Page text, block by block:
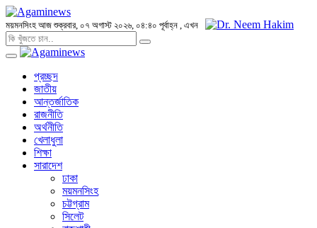
ময়মনসিংহ আজ শুক্রবার, ০৭ অগাস্ট ২০২৬, ০৪:৪০ পূর্বাহ্ন , এখন
প্রচ্ছদ
জাতীয়
আন্তর্জাতিক
রাজনীতি
অর্থনীতি
খেলাধুলা
শিক্ষা
সারাদেশ
ঢাকা
ময়মনসিংহ
চট্টগ্রাম
সিলেট